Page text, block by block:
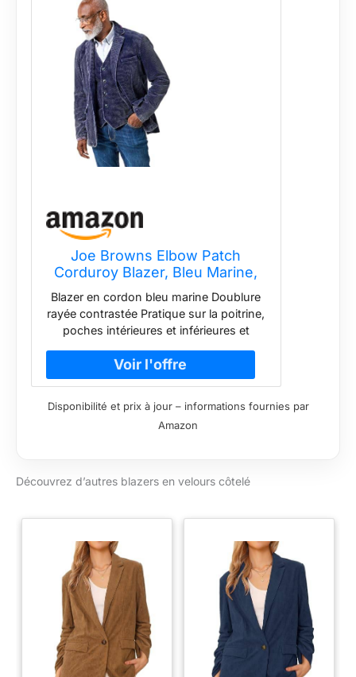
Joe Browns Elbow Patch
Corduroy Blazer, Bleu Marine,
54 Homme
Blazer en cordon bleu marine Doublure
rayée contrastée Pratique sur la poitrine,
poches intérieures et inférieures et
Coudières contrastées et effet délavé
élégant Gilet assorti disponible
Disponibilité et prix à jour – informations fournies par
Amazon
Découvrez d’autres blazers en velours côtelé